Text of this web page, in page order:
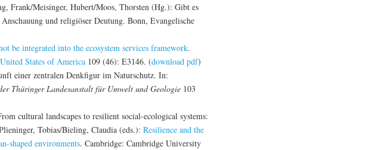
Frank/Meisinger, Hubert/Moos, Thorsten (Hg.): Gibt es
und religiöser Deutung. Bonn, Evangelische
be integrated into the ecosystem services framework.
States of America 109 (46): E3146. (download pdf)
einer zentralen Denkfigur im Naturschutz. In:
Thüringer Landesanstalt für Umwelt und Geologie 103
cultural landscapes to resilient social-ecological systems:
Tobias/Bieling, Claudia (eds.): Resilience and the
shaped environments. Cambridge: Cambridge University